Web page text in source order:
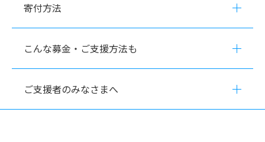
寄付方法
こんな募金・ご支援方法も
ご支援者のみなさまへ